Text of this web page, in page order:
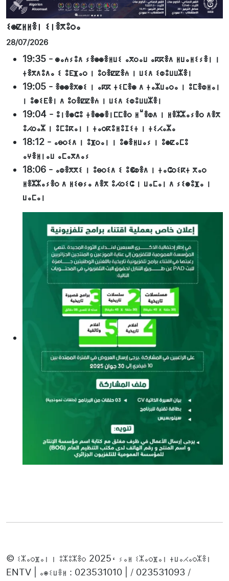
ⵉⵙⵇⵍⵍⴻⵏ ⵉⵏⴻⴳⵓⵔⴰ
28/07/2026
19:35 - ⵙⴰⵄⵢⵓⴷ ⵢⴻⵙⵙⴻⵍⵡⵉ ⴰⴳⵔⴰⵡ ⴰⴽⴽⴻⴷ ⵍⵡⴰⵍⵉⵢⴻⵏ ⵏ
ⵜⴻⴳⴷⵓⴷⴰ ⵉ ⵓⴹⴼⴰⵔ ⵏ ⵓⵔⴻⵇⵇⴻⵄ ⵏ ⵡⵉⴷ ⵉⵀⵓⵡⵡⵣⴻⵏ
19:05 - ⴻⵙⵙⴻⵅⵙⵉ ⵏ ⴰⴽⴽ ⵜⵉⵎⴻⵙ ⴷ ⵜⴰⵣⵡⴰⵔⴰ ⵏ ⵓⵎⴻⵀⵍⴰⵏ
ⵏ ⵓⵙⵉⴹⴻⵏ ⴷ ⵓⵔⴻⵇⵇⴻⵄ ⵏ ⵡⵉⴷ ⵉⵀⵓⵡⵡⵣⴻⵏ
19:04 - ⵓⵏⴻⵙⵛⵓ ⵜⴻⵙⵙⴻⵏⵎⵎⴻⵔ ⵍⵯⴻⵀⴷ ⵏ ⵍⴻⵣⵣⴰⵢⴻⵔ ⴷⴻⴳ
ⵓⵃⵔⴰⵣ ⵏ ⵓⵎⵓⴽⴰⵏ ⵏ ⵜⴰⵔⴽⵓⵍⵓⵊⵉⵜ ⵏ ⵜⵉⵃⴰⵣⴰ
18:12 - ⴰⴱⵔⵉⴷ ⵏ ⵓⴼⵔⴰⵏ ⵏ ⵓⵙⴻⵍⵡⴰⵢ ⵏ ⵓⵙⵇⴰⵎⵓ
ⴰⵖⴻⵍⵏⴰⵡ ⴰⵎⴰⴳⴷⴰⵢ
18:06 - ⴰⵀⴻⴳⴳⵉ ⵏ ⵓⴱⵔⵉⴷ ⵉ ⵓⵞⵀⴻⴷ ⵏ ⵜⴰⵛⵔⵉⴽⵜ ⴳⴰⵔ
ⵍⴻⵣⵣⴰⵢⴻⵔ ⴷ ⵍⵉⴱⵢⴰ ⴷⴻⴳ ⵓⵃⵔⵉⵛ ⵏ ⵡⴰⵎⴰⵏ ⴷ ⵢⵉⵙⵓⴼⴰ ⵏ
ⵡⴰⵎⴰⵏ
© ⵉⵣⴰⵔⴼⴰⵏ ⵏ ⵓⵣⵓⵣⴻⵔ 2025، ⵢⴰⵍ ⵉⵣⴰⵔⴼⴰⵏ ⵜⵡⴰⵃⴰⵔⵣⴻⵏ
ENTV | ⴰⵙⵉⵡⴻⵍ : 023531010 | / 023531093 /